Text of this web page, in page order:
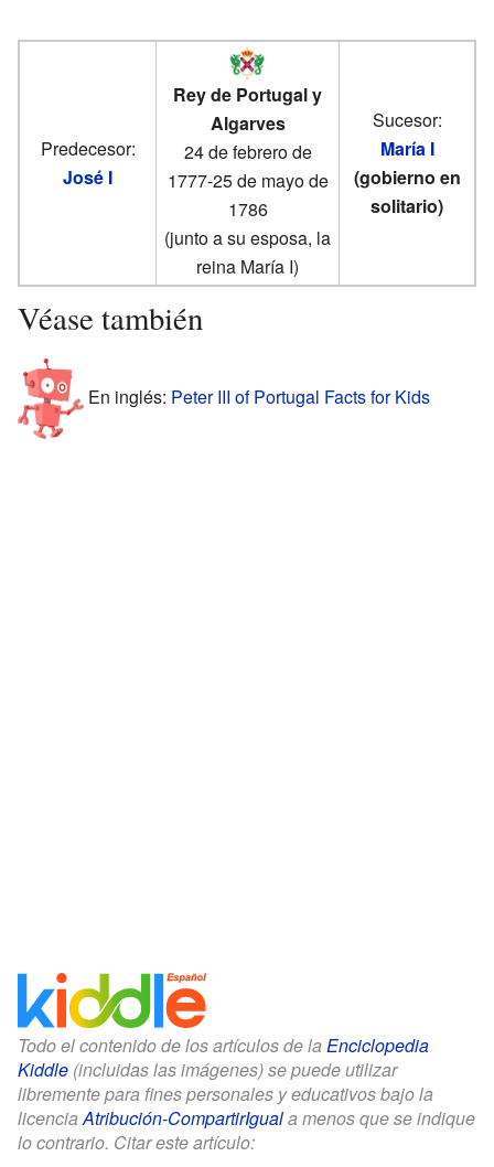
Predecesor:
José I
Rey de Portugal y
Algarves
24 de febrero de
1777-25 de mayo de
1786
(junto a su esposa, la
reina María I)
Sucesor:
María I
(gobierno en
solitario)
Véase también
En inglés: Peter III of Portugal Facts for Kids
Todo el contenido de los artículos de la Enciclopedia
Kiddle (incluidas las imágenes) se puede utilizar
libremente para fines personales y educativos bajo la
licenciaAtribución-CompartirIguala menos que se indique
lo contrario. Citar este artículo: